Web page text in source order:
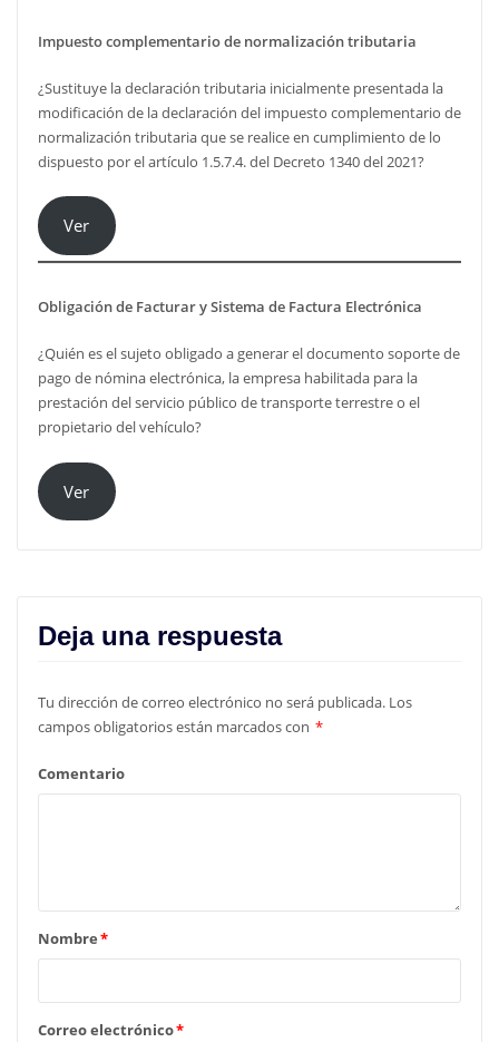
Impuesto complementario de normalización tributaria
¿Sustituye la declaración tributaria inicialmente presentada la
modificación de la declaración del impuesto complementario de
normalización tributaria que se realice en cumplimiento de lo
dispuesto por el artículo 1.5.7.4. del Decreto 1340 del 2021?
Ver
Obligación de Facturar y Sistema de Factura Electrónica
¿Quién es el sujeto obligado a generar el documento soporte de
pago de nómina electrónica, la empresa habilitada para la
prestación del servicio público de transporte terrestre o el
propietario del vehículo?
Ver
Deja una respuesta
Tu dirección de correo electrónico no será publicada. Los
campos obligatorios están marcados con *
Comentario
Nombre*
Correo electrónico*